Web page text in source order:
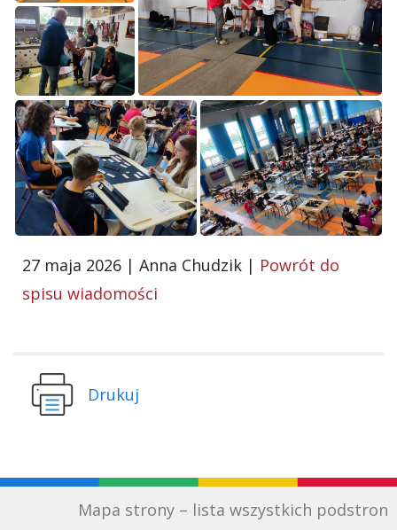
27 maja 2026 | Anna Chudzik | Powrót do
spisu wiadomości
Drukuj
Mapa strony – lista wszystkich podstron